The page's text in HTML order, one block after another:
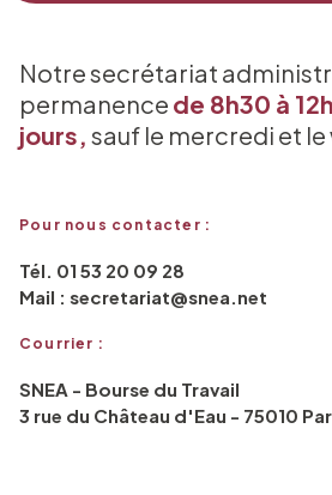
Notre secrétariat
permanence de 8h30 à
jours, sauf le mercredi et
Pour nous contacter :
Tél. 01 53 20 09 28
Mail : secretariat@snea.net
Courrier :
SNEA - Bourse du Travail
3 rue du Château d'Eau - 75010